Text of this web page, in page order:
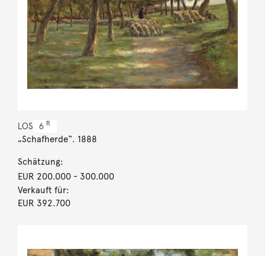
LOS 6 R
„Schafherde“. 1888
Schätzung:
EUR 200.000- 300.000
Verkauft für:
EUR 392.700